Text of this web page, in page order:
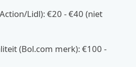
Lidl): €20 - €40 (niet
(Bol.com merk): €100 -